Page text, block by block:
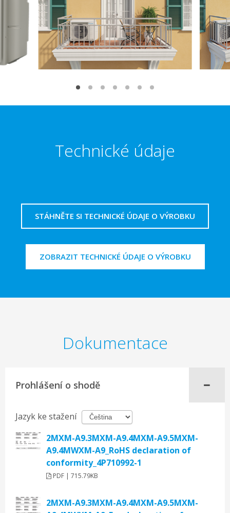
Technické údaje
STÁHNĚTE SI TECHNICKÉ ÚDAJE O VÝROBKU
ZOBRAZIT TECHNICKÉ ÚDAJE O VÝROBKU
Dokumentace
Prohlášení o shodě
Jazyk ke stažení
2MXM-A9.3MXM-A9.4MXM-A9.5MXM-
A9.4MWXM-A9_RoHS declaration of
conformity_4P710992-1
PDF | 715.79KB
2MXM-A9.3MXM-A9.4MXM-A9.5MXM-